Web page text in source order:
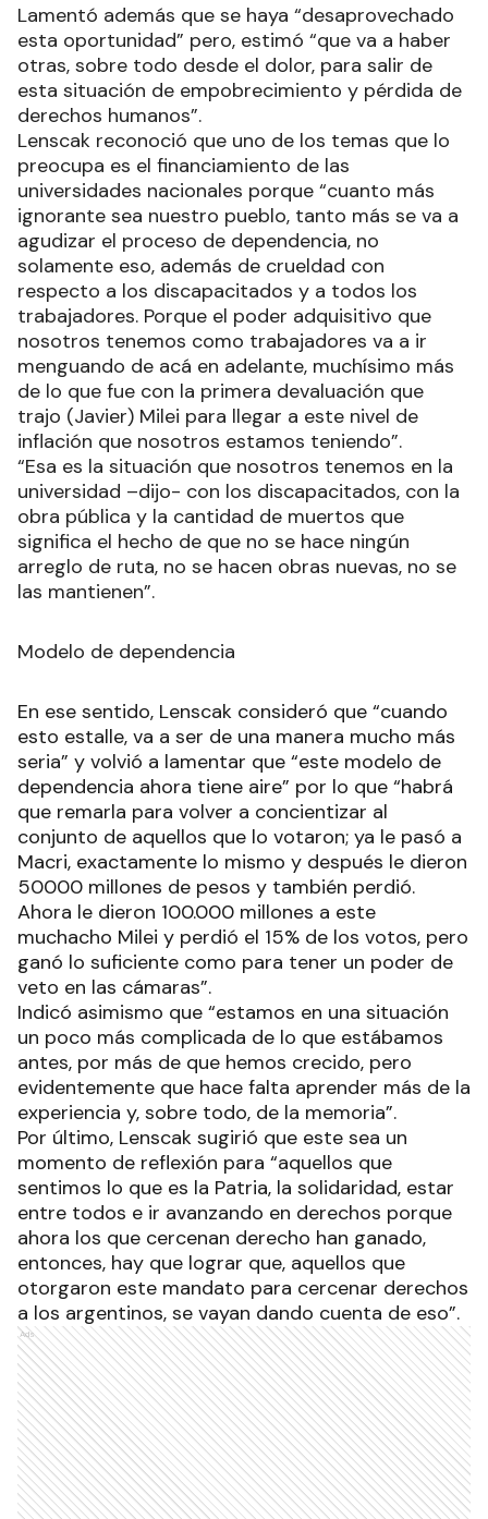
Lamentó además que se haya “desaprovechado
esta oportunidad” pero, estimó “que va a haber
otras, sobre todo desde el dolor, para salir de
esta situación de empobrecimiento y pérdida de
derechos humanos”.
Lenscak reconoció que uno de los temas que lo
preocupa es el financiamiento de las
universidades nacionales porque “cuanto más
ignorante sea nuestro pueblo, tanto más se va a
agudizar el proceso de dependencia, no
solamente eso, además de crueldad con
respecto a los discapacitados y a todos los
trabajadores. Porque el poder adquisitivo que
nosotros tenemos como trabajadores va a ir
menguando de acá en adelante, muchísimo más
de lo que fue con la primera devaluación que
trajo (Javier) Milei para llegar a este nivel de
inflación que nosotros estamos teniendo”.
“Esa es la situación que nosotros tenemos en la
universidad –dijo- con los discapacitados, con la
obra pública y la cantidad de muertos que
significa el hecho de que no se hace ningún
arreglo de ruta, no se hacen obras nuevas, no se
las mantienen”.
Modelo de dependencia
En ese sentido, Lenscak consideró que “cuando
esto estalle, va a ser de una manera mucho más
seria” y volvió a lamentar que “este modelo de
dependencia ahora tiene aire” por lo que “habrá
que remarla para volver a concientizar al
conjunto de aquellos que lo votaron; ya le pasó a
Macri, exactamente lo mismo y después le dieron
50000 millones de pesos y también perdió.
Ahora le dieron 100.000 millones a este
muchacho Milei y perdió el 15% de los votos, pero
ganó lo suficiente como para tener un poder de
veto en las cámaras”.
Indicó asimismo que “estamos en una situación
un poco más complicada de lo que estábamos
antes, por más de que hemos crecido, pero
evidentemente que hace falta aprender más de la
experiencia y, sobre todo, de la memoria”.
Por último, Lenscak sugirió que este sea un
momento de reflexión para “aquellos que
sentimos lo que es la Patria, la solidaridad, estar
entre todos e ir avanzando en derechos porque
ahora los que cercenan derecho han ganado,
entonces, hay que lograr que, aquellos que
otorgaron este mandato para cercenar derechos
a los argentinos, se vayan dando cuenta de eso”.
Ads